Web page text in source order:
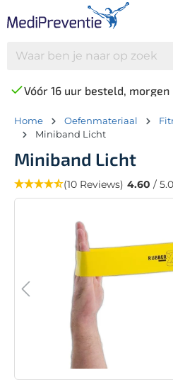
Vóór 16 uur besteld, morgen
Home Oefenmateriaal
Miniband Licht
Miniband Licht
(10 Reviews) 4.60 /